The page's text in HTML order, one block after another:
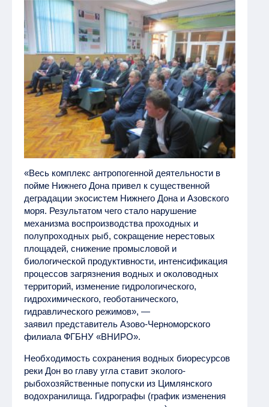
«Весь комплекс антропогенной деятельности в
пойме Нижнего Дона привел к существенной
деградации экосистем Нижнего Дона и Азовского
моря. Результатом чего стало нарушение
механизма воспроизводства проходных и
полупроходных рыб, сокращение нерестовых
площадей, снижение промысловой и
биологической продуктивности, интенсификация
процессов загрязнения водных и околоводных
территорий, изменение гидрологического,
гидрохимического, геоботанического,
гидравлического режимов», —
заявил представитель Азово-Черноморского
филиала ФГБНУ «ВНИРО».
Необходимость сохранения водных биоресурсов
реки Дон во главу угла ставит эколого-
рыбохозяйственные попуски из Цимлянского
водохранилища. Гидрографы (график изменения